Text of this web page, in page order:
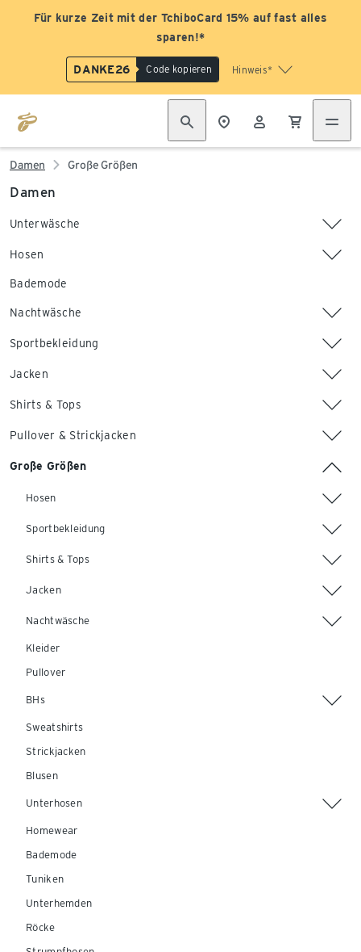
Für kurze Zeit mit der TchiboCard 15% auf fast alles
sparen!*
DANKE26 Code kopieren Hinweis*
Damen Große Größen
Damen
Unterwäsche
Hosen
Bademode
Nachtwäsche
Sportbekleidung
Jacken
Shirts & Tops
Pullover & Strickjacken
Große Größen
Hosen
Sportbekleidung
Shirts & Tops
Jacken
Nachtwäsche
Kleider
Pullover
BHs
Sweatshirts
Strickjacken
Blusen
Unterhosen
Homewear
Bademode
Tuniken
Unterhemden
Röcke